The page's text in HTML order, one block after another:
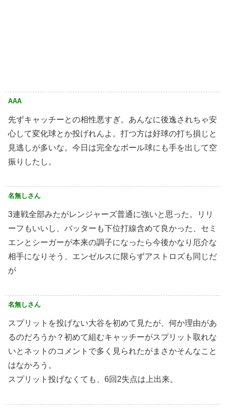
AAA
先ずキャッチーとの相性悪すぎ。あんなに後逸されちゃ安
心して変化球とか投げれんよ。打つ方は好球の打ち損じと
見逃しが多いな。今日は完全なボール球にも手を出して空
振りしたし。
名無しさん
3連戦全部みたがレンジャーズ普通に強いと思った。リリ
ーフもいいし、バッターも下位打線含めて良かった、セミ
エンとシーガーが本来の調子になったら今後かなり厄介な
相手になりそう、エンゼルスに限らずアストロズも同じだ
が
名無しさん
スプリットを投げない大谷を初めて見たが、何か理由があ
るのだろうか？初めて組むキャッチーがスプリット取れな
いとネットのコメントで多く見られたがまさかそんなこと
はなかろう。
スプリット投げなくても、6回2失点は上出来。